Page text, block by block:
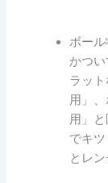
ボー
かつ
ラッ
用」
用」
でキ
とレ